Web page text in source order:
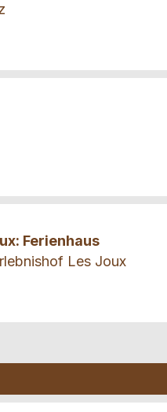
Ferienhaus
Les Joux